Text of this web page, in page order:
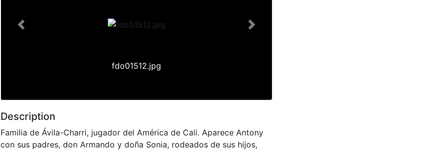
fdo01512.jpg
Previous Next
Description
Familia de Ávila-Charri, jugador del América de Cali. Aparece Antony
con sus padres, don Armando y doña Sonia, rodeados de sus hijos,